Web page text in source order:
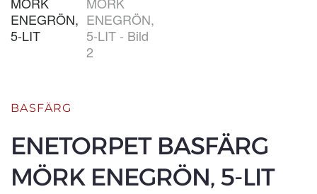
BASFÄRG
ENETORPET BASFÄRG
MÖRK ENEGRÖN, 5-LIT